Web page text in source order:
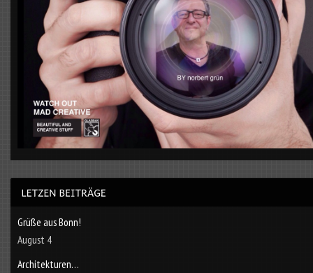
Grüße aus Bonn!
August 4
Architekturen…